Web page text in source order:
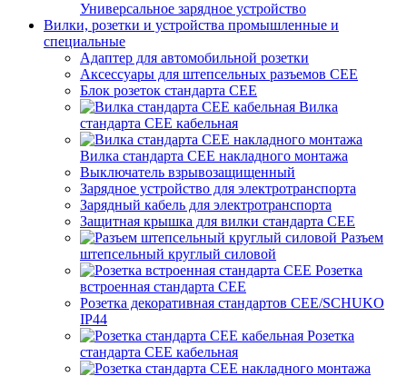
Универсальное зарядное устройство
Вилки, розетки и устройства промышленные и
специальные
Адаптер для автомобильной розетки
Аксессуары для штепсельных разъемов CEE
Блок розеток стандарта CEE
Вилка
стандарта CEE кабельная
Вилка стандарта CEE накладного монтажа
Выключатель взрывозащищенный
Зарядное устройство для электротранспорта
Зарядный кабель для электротранспорта
Защитная крышка для вилки стандарта CEE
Разъем
штепсельный круглый силовой
Розетка
встроенная стандарта CEE
Розетка декоративная стандартов CEE/SCHUKO
IP44
Розетка
стандарта СЕЕ кабельная